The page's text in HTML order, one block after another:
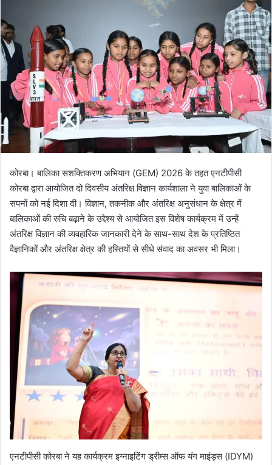
कोरबा। बालिका सशक्तिकरण अभियान (GEM) 2026 के तहत एनटीपीसी
कोरबा द्वारा आयोजित दो दिवसीय अंतरिक्ष विज्ञान कार्यशाला ने युवा बालिकाओं के
सपनों को नई दिशा दी। विज्ञान, तकनीक और अंतरिक्ष अनुसंधान के क्षेत्र में
बालिकाओं की रुचि बढ़ाने के उद्देश्य से आयोजित इस विशेष कार्यक्रम में उन्हें
अंतरिक्ष विज्ञान की व्यवहारिक जानकारी देने के साथ-साथ देश के प्रतिष्ठित
वैज्ञानिकों और अंतरिक्ष क्षेत्र की हस्तियों से सीधे संवाद का अवसर भी मिला।
एनटीपीसी कोरबा ने यह कार्यक्रम इग्नाइटिंग ड्रीम्स ऑफ यंग माइंड्स (IDYM)